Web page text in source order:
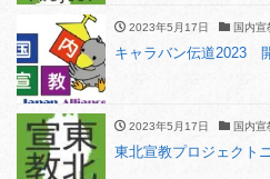
2023年5月17日 国内宣
キャラバン伝道2023
2023年5月17日 国内宣
東北宣教プロジェクト